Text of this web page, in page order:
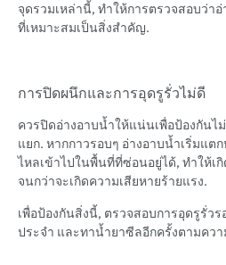
จุดรวมเหล่านี้, ทำให้การตรวจสอบว่า
ที่เหมาะสมเป็นสิ่งสำคัญ.
การปิดผนึกและการอุดรูรั่วไม่ดี
ควรปิดอ่างอาบน้ำให้แน่นเพื่อป้องกันไ
แยก. หากกาวรอบๆ อ่างอาบน้ำเริ่มแต
ไหลเข้าไปในพื้นที่ที่ซ่อนอยู่ได้, ทำให้เ
จนกว่าจะเกิดความเสียหายร้ายแรง.
เพื่อป้องกันสิ่งนี้, ตรวจสอบการอุดรูรั่ว
ประจำ และทาน้ำยาซีลอีกครั้งตามควา